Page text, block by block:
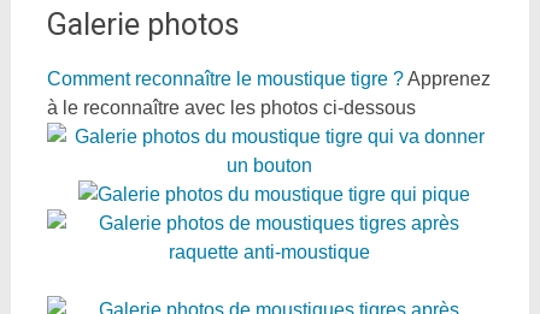
Galerie photos
Comment reconnaître le moustique tigre ?Apprenez
à le reconnaître avec les photos ci-dessous